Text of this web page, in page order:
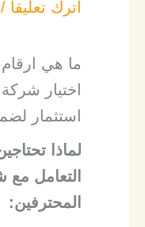
اترك تعليقاً
ما هي ارقام نقل
اختيار
استثمار
لماذا
​التعامل
المحترفين: